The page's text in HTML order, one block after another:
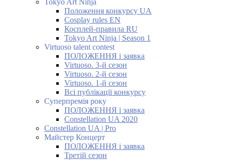
Tokyo Art Ninja
Положення конкурсу UA
Cosplay rules EN
Косплей-правила RU
Tokyo Art Ninja | Season 1
Virtuoso talent contest
ПОЛОЖЕННЯ і заявка
Virtuoso. 3-й сезон
Virtuoso. 2-й сезон
Virtuoso. 1-й сезон
Всі публікації конкурсу
Суперпремія року
ПОЛОЖЕННЯ і заявка
Constellation UA 2020
Constellation UA | Pro
Майстер Концерт
ПОЛОЖЕННЯ і заявка
Третій сезон